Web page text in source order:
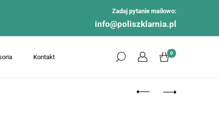
Zadaj pytanie mailowo:
info@poliszklarnia.pl
Kontakt
0